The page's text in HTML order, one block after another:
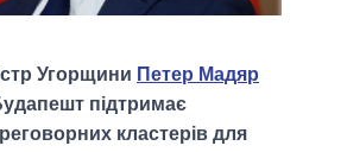
Угорщини Петер Мадяр
підтримає
кластерів для